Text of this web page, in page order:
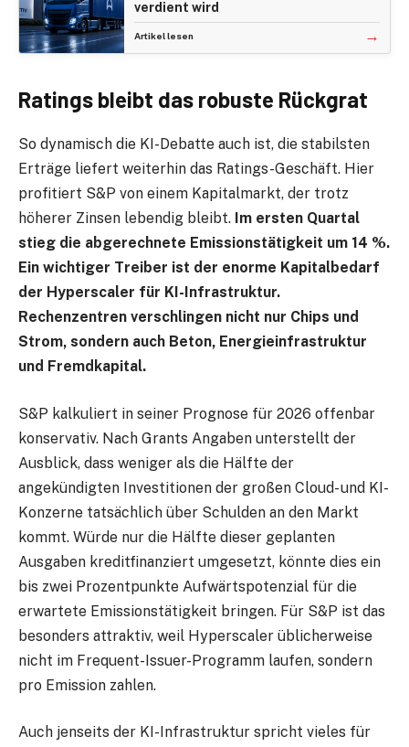
verdient wird
Artikel lesen →
Ratings bleibt das robuste Rückgrat
So dynamisch die KI-Debatte auch ist, die stabilsten
Erträge liefert weiterhin das Ratings-Geschäft. Hier
profitiert S&P von einem Kapitalmarkt, der trotz
höherer Zinsen lebendig bleibt. Im ersten Quartal
stieg die abgerechnete Emissionstätigkeit um 14 %.
Ein wichtiger Treiber ist der enorme Kapitalbedarf
der Hyperscaler für KI-Infrastruktur.
Rechenzentren verschlingen nicht nur Chips und
Strom, sondern auch Beton, Energieinfrastruktur
und Fremdkapital.
S&P kalkuliert in seiner Prognose für 2026 offenbar
konservativ. Nach Grants Angaben unterstellt der
Ausblick, dass weniger als die Hälfte der
angekündigten Investitionen der großen Cloud- und KI-
Konzerne tatsächlich über Schulden an den Markt
kommt. Würde nur die Hälfte dieser geplanten
Ausgaben kreditfinanziert umgesetzt, könnte dies ein
bis zwei Prozentpunkte Aufwärtspotenzial für die
erwartete Emissionstätigkeit bringen. Für S&P ist das
besonders attraktiv, weil Hyperscaler üblicherweise
nicht im Frequent-Issuer-Programm laufen, sondern
pro Emission zahlen.
Auch jenseits der KI-Infrastruktur spricht vieles für